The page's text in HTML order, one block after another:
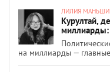
ЛИЛИЯ
Курултай,
миллиарды:
на миллиарды —